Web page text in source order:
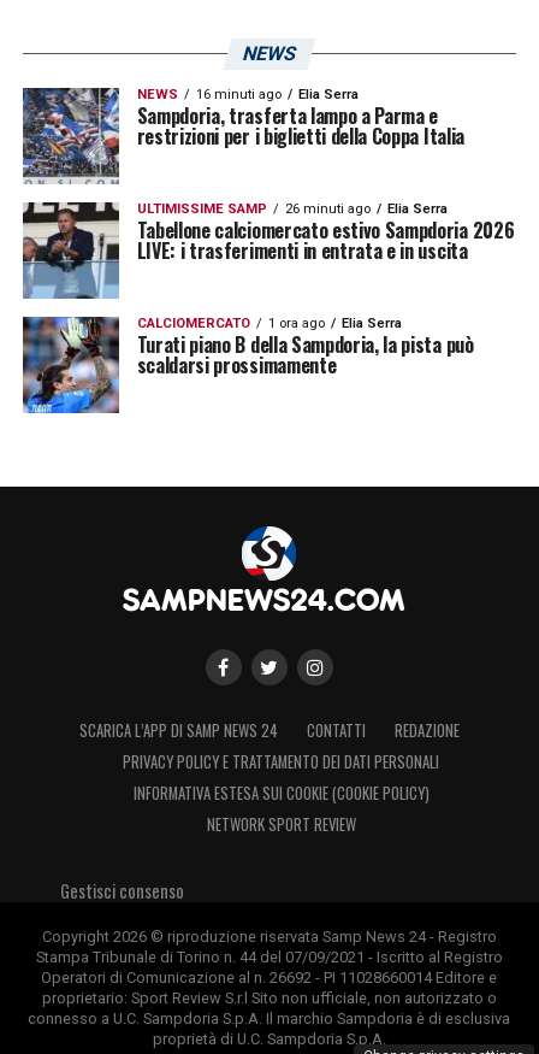
NEWS
NEWS 16 minuti ago Elia Serra
Sampdoria, trasferta lampo a Parma e
restrizioni per i biglietti della Coppa Italia
ULTIMISSIME SAMP 26 minuti ago Elia Serra
Tabellone calciomercato estivo Sampdoria 2026
LIVE: i trasferimenti in entrata e in uscita
CALCIOMERCATO 1 ora ago Elia Serra
Turati piano B della Sampdoria, la pista può
scaldarsi prossimamente
SCARICA L’APP DI SAMP NEWS 24 CONTATTI
REDAZIONE
PRIVACY POLICY E TRATTAMENTO DEI DATI PERSONALI
INFORMATIVA ESTESA SUI COOKIE (COOKIE POLICY)
NETWORK SPORT REVIEW
Gestisci consenso
Copyright 2026 © riproduzione riservata Samp News 24 - Registro
Stampa Tribunale di Torino n. 44 del 07/09/2021 - Iscritto al Registro
Operatori di Comunicazione al n. 26692 - PI 11028660014 Editore e
proprietario: Sport Review S.r.l Sito non ufficiale, non autorizzato o
connesso a U.C. Sampdoria S.p.A. Il marchio Sampdoria è di esclusiva
proprietà di U.C. Sampdoria S.p.A.